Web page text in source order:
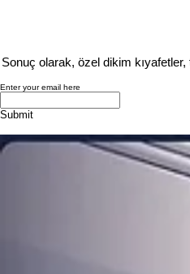
Sonuç olarak, özel dikim
Enter your email here
Submit